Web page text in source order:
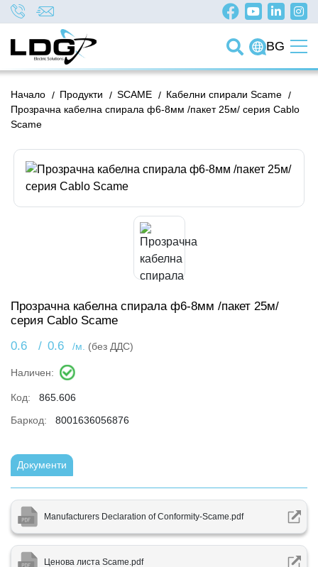
BG
/
Начало /
Продукти /
SCAME /
Кабелни спирали Scame
Прозрачна кабелна спирала ф6-8мм /пакет 25м/ серия Cablo
Scame
Прозрачна кабелна спирала ф6-8мм /пакет 25м/
серия Cablo Scame
0.6
/
0.6 /м. (без ДДС)
Наличен:
Код:
865.606
Баркод:
8001636056876
Документи
Manufacturers Declaration of Conformity-Scame.pdf
Ценова листа Scame.pdf